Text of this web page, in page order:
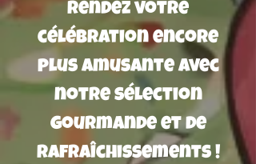
Rendez votre
célébration encore
plus amusante avec
notre sélection
gourmande et de
rafraîchissements !